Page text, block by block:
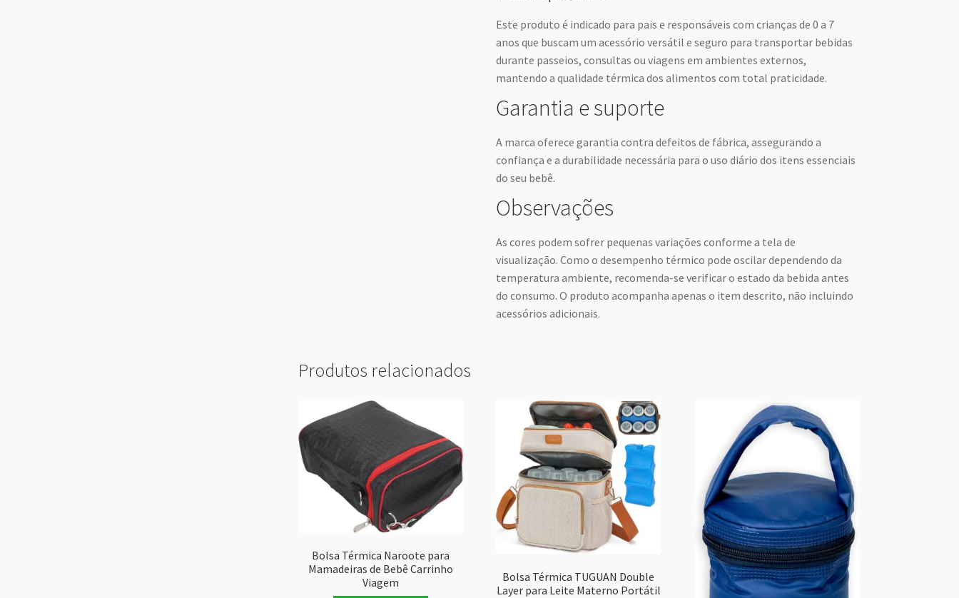
Este produto é indicado para pais e responsáveis com crianças de 0 a 7
anos que buscam um acessório versátil e seguro para transportar bebidas
durante passeios, consultas ou viagens em ambientes externos,
mantendo a qualidade térmica dos alimentos com total praticidade.
Garantia e suporte
A marca oferece garantia contra defeitos de fábrica, assegurando a
confiança e a durabilidade necessária para o uso diário dos itens essenciais
do seu bebê.
Observações
As cores podem sofrer pequenas variações conforme a tela de
visualização. Como o desempenho térmico pode oscilar dependendo da
temperatura ambiente, recomenda-se verificar o estado da bebida antes
do consumo. O produto acompanha apenas o item descrito, não incluindo
acessórios adicionais.
Produtos relacionados
Bolsa Térmica Naroote para
Mamadeiras de Bebê Carrinho
Viagem
Bolsa Térmica TUGUAN Double
Layer para Leite Materno Portátil